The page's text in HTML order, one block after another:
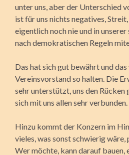
unter uns, aber der Unterschied
ist für uns nichts negatives,
eigentlich noch nie und in
nach demokratischen Regeln
Das hat sich gut bewährt und
Vereinsvorstand so halten. Die
sehr unterstützt, uns den Rücken
sich mit uns allen sehr verbunden.
Hinzu kommt der Konzern im
vieles, was sonst schwierig
Wer möchte, kann darauf bauen,